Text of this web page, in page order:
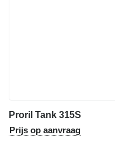
Proril Tank 315S
Prijs op aanvraag